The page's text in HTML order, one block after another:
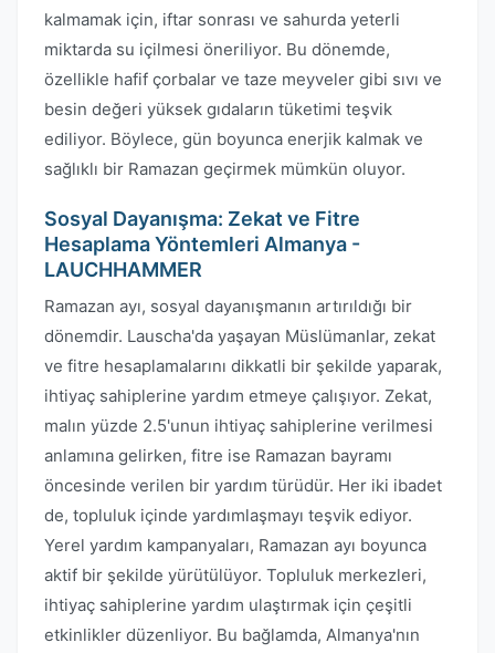
kalmamak için, iftar sonrası ve sahurda yeterli
miktarda su içilmesi öneriliyor. Bu dönemde,
özellikle hafif çorbalar ve taze meyveler gibi sıvı ve
besin değeri yüksek gıdaların tüketimi teşvik
ediliyor. Böylece, gün boyunca enerjik kalmak ve
sağlıklı bir Ramazan geçirmek mümkün oluyor.
Sosyal Dayanışma: Zekat ve Fitre
Hesaplama Yöntemleri Almanya -
LAUCHHAMMER
Ramazan ayı, sosyal dayanışmanın artırıldığı bir
dönemdir. Lauscha'da yaşayan Müslümanlar, zekat
ve fitre hesaplamalarını dikkatli bir şekilde yaparak,
ihtiyaç sahiplerine yardım etmeye çalışıyor. Zekat,
malın yüzde 2.5'unun ihtiyaç sahiplerine verilmesi
anlamına gelirken, fitre ise Ramazan bayramı
öncesinde verilen bir yardım türüdür. Her iki ibadet
de, topluluk içinde yardımlaşmayı teşvik ediyor.
Yerel yardım kampanyaları, Ramazan ayı boyunca
aktif bir şekilde yürütülüyor. Topluluk merkezleri,
ihtiyaç sahiplerine yardım ulaştırmak için çeşitli
etkinlikler düzenliyor. Bu bağlamda, Almanya'nın